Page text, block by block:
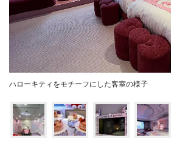
ハローキティをモチーフにした客室の様子